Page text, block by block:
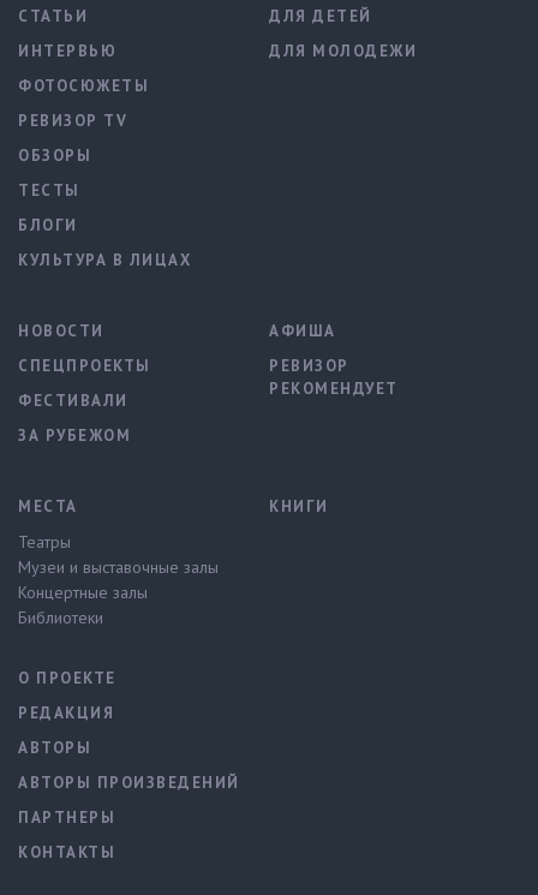
СТАТЬИ
ИНТЕРВЬЮ
ФОТОСЮЖЕТЫ
РЕВИЗОР TV
ОБЗОРЫ
ТЕСТЫ
БЛОГИ
КУЛЬТУРА В ЛИЦАХ
ДЛЯ ДЕТЕЙ
ДЛЯ МОЛОДЕЖИ
НОВОСТИ
СПЕЦПРОЕКТЫ
ФЕСТИВАЛИ
ЗА РУБЕЖОМ
АФИША
РЕВИЗОР
РЕКОМЕНДУЕТ
МЕСТА
Театры
Музеи и выставочные залы
Концертные залы
Библиотеки
КНИГИ
О ПРОЕКТЕ
РЕДАКЦИЯ
АВТОРЫ
АВТОРЫ ПРОИЗВЕДЕНИЙ
ПАРТНЕРЫ
КОНТАКТЫ